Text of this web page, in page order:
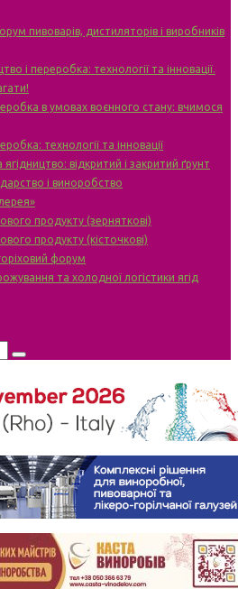
пивоварів, дистиляторів і виробників
і переробка: технології та інновації.
в умовах воєнного стану: вчимося
технології та інновації
відкритий і закритий ґрунт
і виноробство
продукту (зерняткові)
продукту (кісточкові)
форум
та холодної логістики ягід